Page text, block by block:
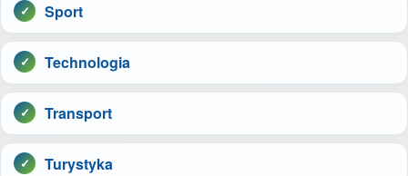
Sport
Technologia
Transport
Turystyka